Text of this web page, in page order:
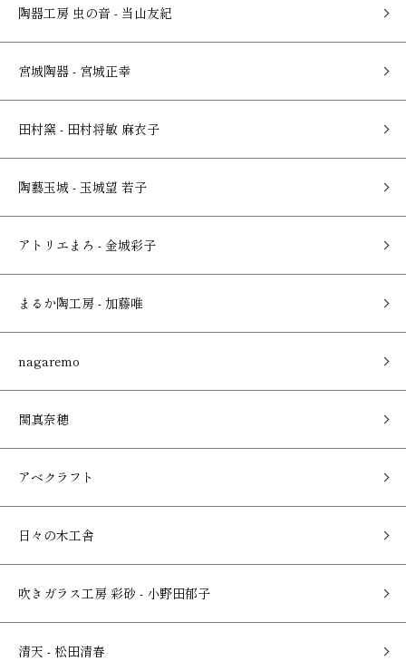
陶器工房 虫の音 - 当山友紀
宮城陶器 - 宮城正幸
田村窯 - 田村将敏 麻衣子
陶藝玉城 - 玉城望 若子
アトリエまろ - 金城彩子
まるか陶工房 - 加藤唯
nagaremo
関真奈穂
アベクラフト
日々の木工舎
吹きガラス工房 彩砂 - 小野田郁子
清天 - 松田清春